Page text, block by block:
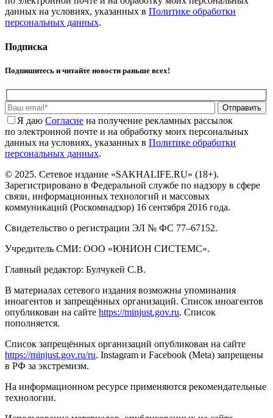
данных на условиях, указанных в Политике обработки
персональных данных.
Подписка
Подпишитесь и читайте новости раньше всех!
Отправить
Я даю Cогласие на получение рекламных рассылок
по электронной почте и на обработку моих персональных
данных на условиях, указанных в Политике обработки
персональных данных.
© 2025. Сетевое издание «SAKHALIFE.RU» (18+).
Зарегистрировано в Федеральной службе по надзору в сфере
связи, информационных технологий и массовых
коммуникаций (Роскомнадзор) 16 сентября 2016 года.
Свидетельство о регистрации ЭЛ № ФС 77–67152.
Учредитель СМИ: ООО «ЮНИОН СИСТЕМС».
Главный редактор: Булчукей С.В.
В материалах сетевого издания возможны упоминания
иноагентов и запрещённых организаций. Список иноагентов
опубликован на сайте https://minjust.gov.ru. Список
пополняется.
Список запрещённых организаций опубликован на сайте
https://minjust.gov.ru/ru. Instagram и Facebook (Metа) запрещены
в РФ за экстремизм.
На информационном ресурсе применяются рекомендательные
технологии.